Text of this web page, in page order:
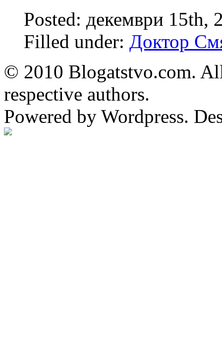
Posted: декември 15th,
Filled under: Доктор
© 2010 Blogatstvo.com.
respective authors.
Powered by Wordpress.